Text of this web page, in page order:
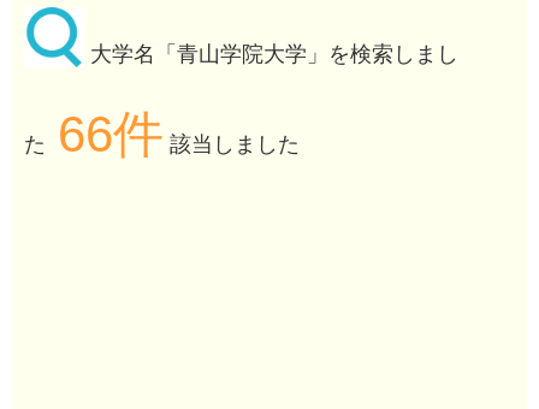
大学名「青山学院大学」を検索しまし
た 66件 該当しました